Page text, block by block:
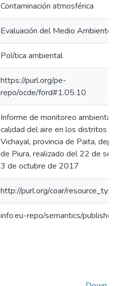
Contaminación atmosférica
Evaluación del Medio Ambiente
Política ambiental
https://purl.org/pe-
repo/ocde/ford#1.05.10
Informe de monitoreo ambiental
calidad del aire en los distritos
Vichayal, provincia de Paita,
de Piura, realizado del 22 de
3 de octubre de 2017
http://purl.org/coar/
info:eu-repo/semantics/